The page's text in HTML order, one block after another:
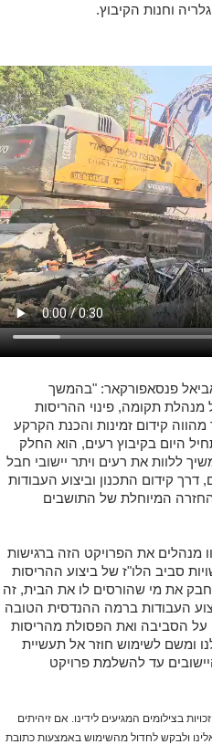
פנסאפורקאר: "בהמשך
תקומה, פינוי ההריסות
החבל ב-7 באוקטובר מהווה קידום זמינות והכנת הקרקע
היום בקיבוץ רעים, הוא החלק
ללוות את רעים ויתר יישובי חבל
קידום התכנון וביצוע העבודות
המיוחלת של התושבים
מנהלים את הפרויקט הזה ברגישות
סביב הלו"ז של ביצוע ההריסות
את מי שהורסים לו את הבית, זה
העבודות ברמה ההנדסית הטובה
על הסביבה ואת הפסולת מהריסות
ומשם לשימוש חוזר אל תעשיית
עד להשלמת פרויקט
בצילומים המגיעים לידינו. אם זיהיתים
ולבקש לחדול מהשימוש באמצעות כתובת